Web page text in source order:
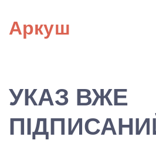
content
Аркуш
УКАЗ ВЖЕ